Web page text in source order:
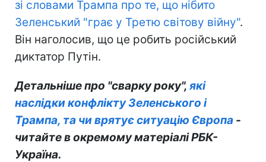
зі словами Трампа про те, що нібито
Зеленський "грає у Третю світову війну".
Він наголосив, що це робить російський
диктатор Путін.
Детальніше про "сварку року", які
наслідки конфлікту Зеленського і
Трампа, та чи врятує ситуацію Європа -
читайте в окремому матеріалі РБК-
Україна.